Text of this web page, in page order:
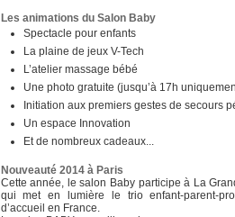
Les animations du Salon Baby
Spectacle pour enfants
La plaine de jeux V-Tech
L’atelier massage bébé
Une photo gratuite (jusqu’à 17h
Initiation aux premiers gestes de secours
Un espace Innovation
Et de nombreux cadeaux...
Nouveauté 2014 à Paris
Cette année, le salon Baby participe à La
qui met en lumière le trio enfant-parent-
d’accueil en France.